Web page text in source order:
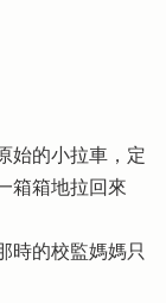
始的小拉車，定
箱箱地拉回來
時的校監媽媽只